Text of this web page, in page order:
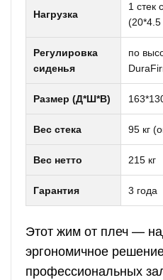
Нагрузка
1 стек
(20*4.5
Регулировка
сиденья
по
Размер (Д*Ш*В)
Вес стека 95 кг
Вес нетто 215 кг
Гарантия 3 года
Этот жим от плеч —
эргономичное
профессиональных